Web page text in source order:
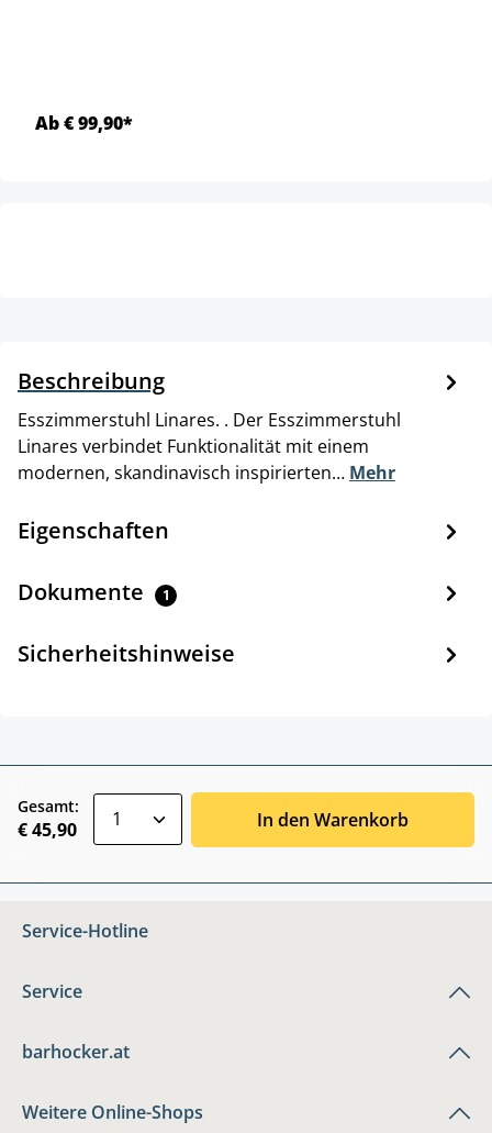
Ab € 99,90*
Beschreibung
Esszimmerstuhl Linares. . Der Esszimmerstuhl
Linares verbindet Funktionalität mit einem
modernen, skandinavisch inspirierten… Mehr
Eigenschaften
Dokumente 1
Sicherheitshinweise
Gesamt:
€ 45,90 In den Warenkorb
Service-Hotline
Service
barhocker.at
Weitere Online-Shops